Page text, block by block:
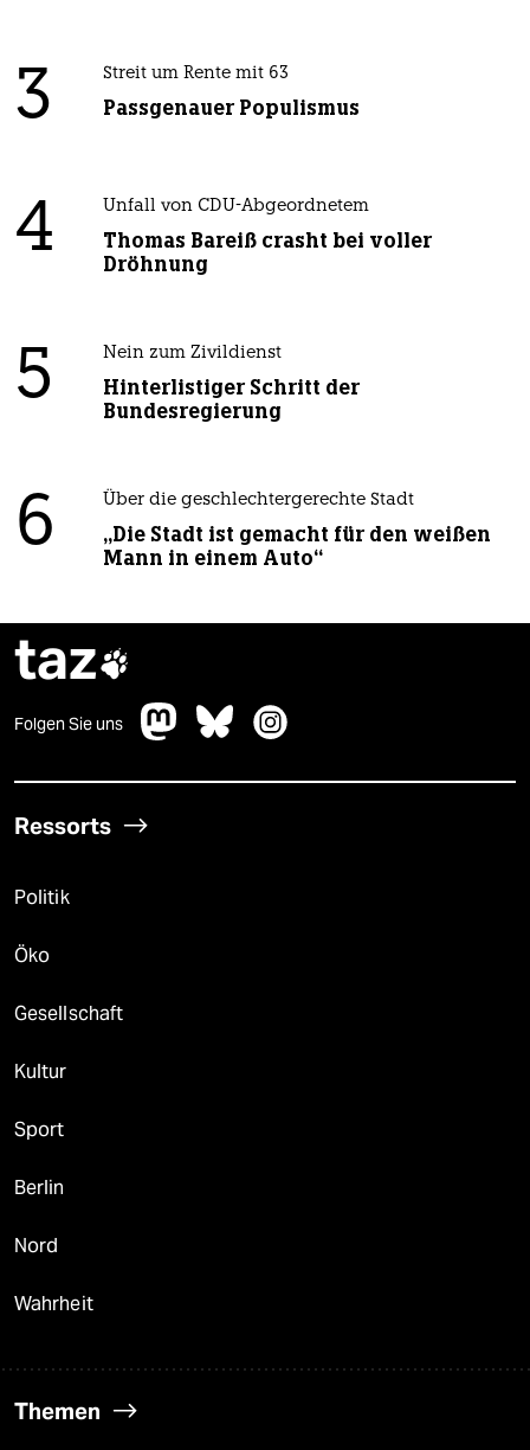
3 Streit um Rente mit 63
Passgenauer Populismus
4 Unfall von CDU-Abgeordnetem
Thomas Bareiß crasht bei voller
Dröhnung
5 Nein zum Zivildienst
Hinterlistiger Schritt der
Bundesregierung
6 Über die geschlechtergerechte Stadt
„Die Stadt ist gemacht für den weißen
Mann in einem Auto“
taz
Folgen Sie uns
Ressorts
Politik
Öko
Gesellschaft
Kultur
Sport
Berlin
Nord
Wahrheit
Themen